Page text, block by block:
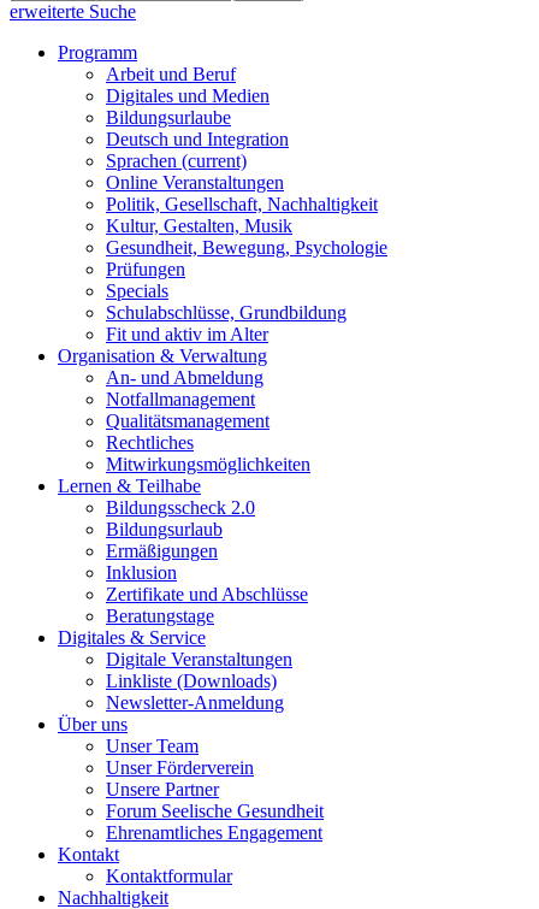
erweiterte Suche
Programm
Arbeit und Beruf
Digitales und Medien
Bildungsurlaube
Deutsch und Integration
Sprachen (current)
Online Veranstaltungen
Politik, Gesellschaft, Nachhaltigkeit
Kultur, Gestalten, Musik
Gesundheit, Bewegung, Psychologie
Prüfungen
Specials
Schulabschlüsse, Grundbildung
Fit und aktiv im Alter
Organisation & Verwaltung
An- und Abmeldung
Notfallmanagement
Qualitätsmanagement
Rechtliches
Mitwirkungsmöglichkeiten
Lernen & Teilhabe
Bildungsscheck 2.0
Bildungsurlaub
Ermäßigungen
Inklusion
Zertifikate und Abschlüsse
Beratungstage
Digitales & Service
Digitale Veranstaltungen
Linkliste (Downloads)
Newsletter-Anmeldung
Über uns
Unser Team
Unser Förderverein
Unsere Partner
Forum Seelische Gesundheit
Ehrenamtliches Engagement
Kontakt
Kontaktformular
Nachhaltigkeit